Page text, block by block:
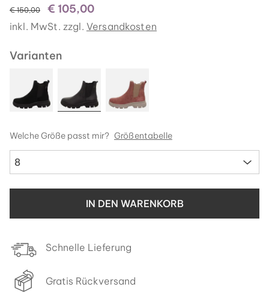
statt
€ 150,00 € 105,00
inkl. MwSt. zzgl. Versandkosten
Varianten
Welche Größe passt mir? Größentabelle
8
IN DEN WARENKORB
Schnelle Lieferung
Gratis Rückversand